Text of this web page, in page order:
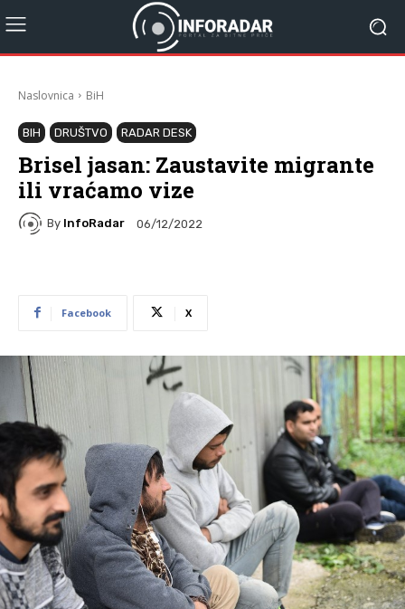
Naslovnica BiH
BIH DRUŠTVO RADAR DESK
Brisel jasan: Zaustavite migrante
ili vraćamo vize
By InfoRadar 06/12/2022
Facebook X